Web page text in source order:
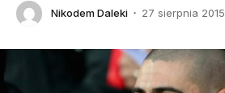
Nikodem Daleki 27 sierpnia 2015